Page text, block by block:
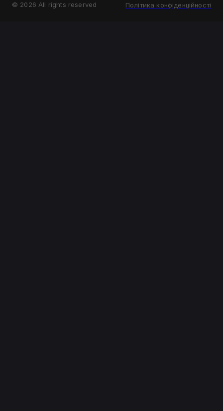
© 2026 All rights reserved Політика конфіденційності